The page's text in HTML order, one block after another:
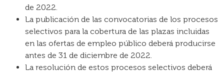
de 2022.
La publicación de las convocatorias de los procesos
selectivos para la cobertura de las plazas incluidas
en las ofertas de empleo público deberá producirse
antes de 31 de diciembre de 2022.
La resolución de estos procesos selectivos deberá